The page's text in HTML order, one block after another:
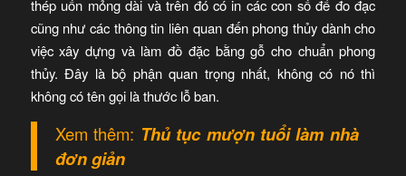
thép uốn mỏng dài và trên đó có in các con số để đo đạc
cũng như các thông tin liên quan đến phong thủy dành cho
việc xây dựng và làm đồ đặc bằng gỗ cho chuẩn phong
thủy. Đây là bộ phận quan trọng nhất, không có nó thì
không có tên gọi là thước lỗ ban.
Xem thêm: Thủ tục mượn tuổi làm nhà
đơn giản